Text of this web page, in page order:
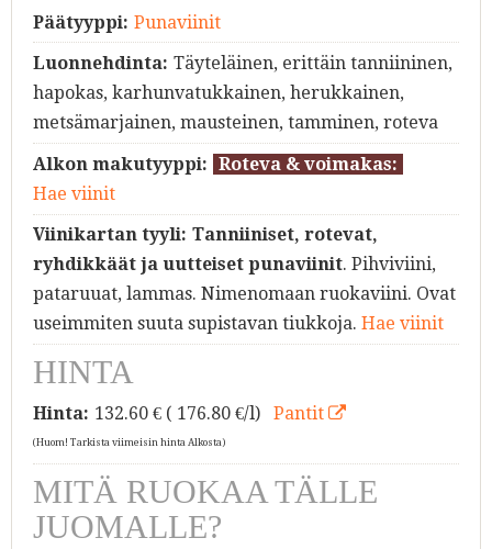
Päätyyppi: Punaviinit
Luonnehdinta: Täyteläinen, erittäin tanniininen,
hapokas, karhunvatukkainen, herukkainen,
metsämarjainen, mausteinen, tamminen, roteva
Alkon makutyyppi: Roteva & voimakas:
Hae viinit
Viinikartan tyyli: Tanniiniset, rotevat,
ryhdikkäät ja uutteiset punaviinit. Pihviviini,
pataruuat, lammas. Nimenomaan ruokaviini. Ovat
useimmiten suuta supistavan tiukkoja. Hae viinit
HINTA
Hinta: 132.60€ ( 176.80 €/l) Pantit
(Huom! Tarkista viimeisin hinta Alkosta)
MITÄ RUOKAA TÄLLE
JUOMALLE?